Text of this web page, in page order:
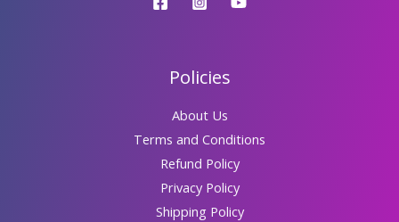
Policies
About Us
Terms and Conditions
Refund Policy
Privacy Policy
Shipping Policy